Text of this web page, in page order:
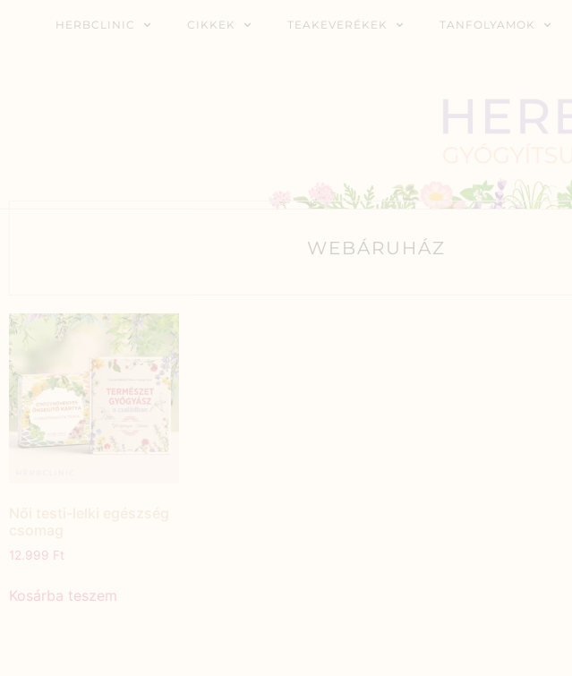
HERBCLINIC CIKKEK TEAKEVERÉKEK TANFOLYAMOK
WEBÁRUHÁZ
12.999 Ft
Kosárba teszem